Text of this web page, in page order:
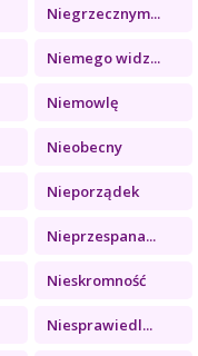
Niegrzecznym...
Niemego widz...
Niemowlę
Nieobecny
Nieporządek
Nieprzespana...
Nieskromność
Niesprawiedl...